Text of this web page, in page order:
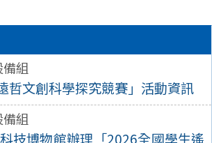
備組
哲文創科學探究競賽」活動資訊
備組
技博物館辦理「2026全國學生遙